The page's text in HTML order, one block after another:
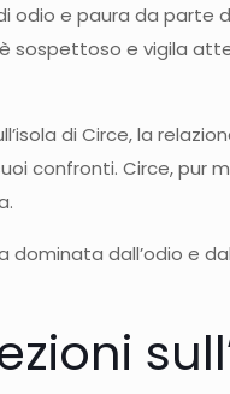
odio e paura da
sospettoso e vigila
di Circe, la
confronti. Circe, pur
dominata dall’odio e